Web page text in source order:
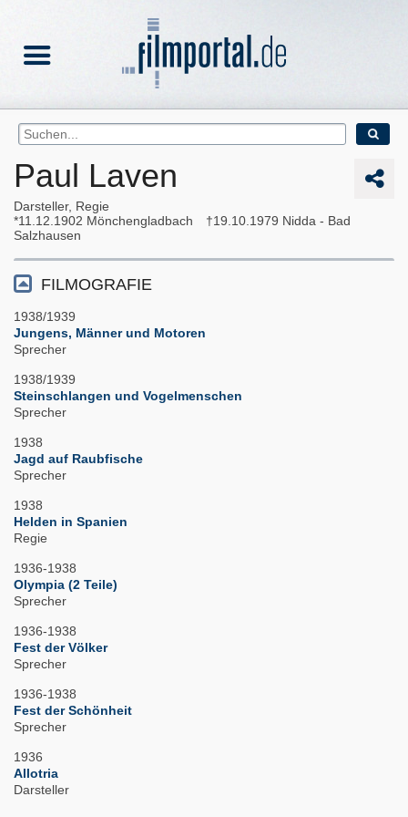
Paul Laven
Darsteller, Regie
11.12.1902 Mönchengladbach 19.10.1979 Nidda - Bad
Salzhausen
FILMOGRAFIE
1938/1939
Jungens, Männer und Motoren
Sprecher
1938/1939
Steinschlangen und Vogelmenschen
Sprecher
1938
Jagd auf Raubfische
Sprecher
1938
Helden in Spanien
Regie
1936-1938
Olympia (2 Teile)
Sprecher
1936-1938
Fest der Völker
Sprecher
1936-1938
Fest der Schönheit
Sprecher
1936
Allotria
Darsteller